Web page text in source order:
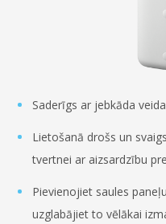
Saderīgs ar jebkāda
Lietošanā drošs un
tvertnei ar aizsardzību
Pievienojiet saules
uzglabājiet to vēlākai